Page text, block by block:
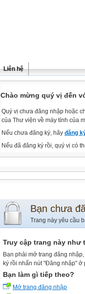
Liên hệ
Chào mừng quý vị đến
Quý vị chưa đăng nhập hoặc
của Thư viện về máy tính của
Nếu chưa đăng ký, hãy đăng
Nếu đã đăng ký rồi, quý vị có
Bạn chưa
Trang này yêu cầu
Truy cập trang này như
Bạn phải mở trang đăng
ký rồi nhấn nút "Đăng nhập" ở
Bạn làm gì tiếp theo?
Mở trang đăng nhập